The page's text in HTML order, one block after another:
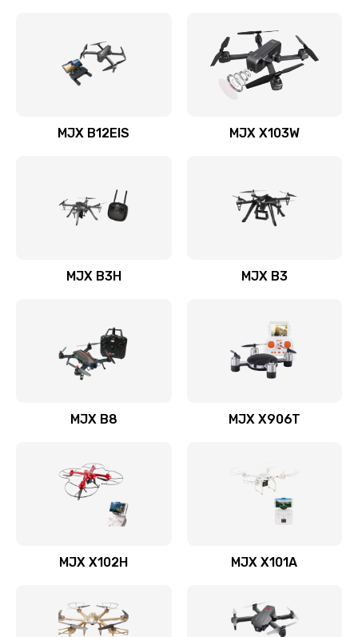
MJX B12EIS MJX X103W
MJX B3H MJX B3
MJX B8 MJX X906T
MJX X102H MJX X101A